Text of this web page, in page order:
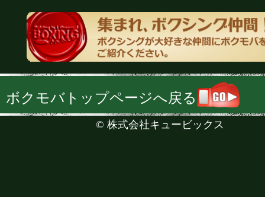
ボクモバトップページへ戻る
© 株式会社キュービックス